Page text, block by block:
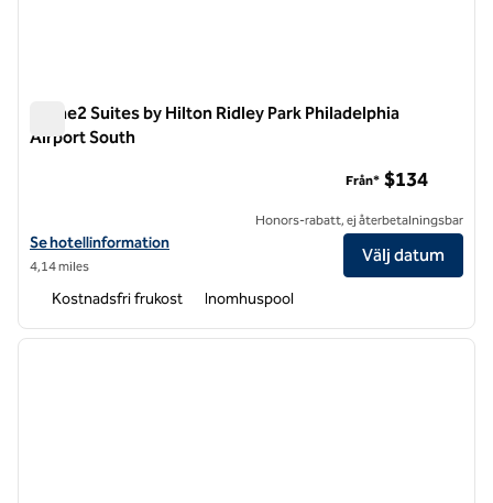
Home2 Suites by Hilton Ridley Park Philadelphia
Airport South
Visa hotelluppgifter för Home2 Suites by Hilton Ridley Park
Se hotellinformation
4,14 miles
Från* $134
Honors-rabatt, ej återbetalningsbar
Välj datum
Kostnadsfri frukost Inomhuspool
1 av 12
nästa